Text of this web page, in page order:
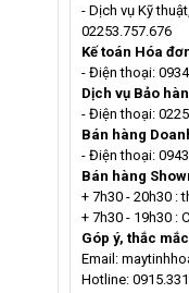
- Dịch vụ Kỹ
02253.757.676
Kế toán Hóa
- Điện thoại:
Dịch vụ Bảo
- Điện thoại:
Bán hàng
- Điện thoại:
Bán hàng
+ 7h30 - 20h30 :
+ 7h30 - 19h30 :
Góp ý, thắc
Email:
Hotline: